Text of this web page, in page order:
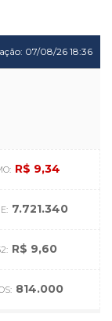
07/08/26 18:36
R$ 9,34
7.721.340
R$ 9,60
814.000